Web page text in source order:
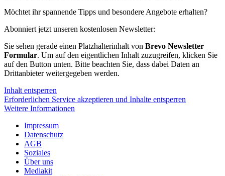
Möchtet ihr spannende Tipps und besondere Angebote erhalten?
Abonniert jetzt unseren kostenlosen Newsletter:
Sie sehen gerade einen Platzhalterinhalt von Brevo Newsletter
Formular. Um auf den eigentlichen Inhalt zuzugreifen, klicken Sie
auf den Button unten. Bitte beachten Sie, dass dabei Daten an
Drittanbieter weitergegeben werden.
Inhalt entsperren
Erforderlichen Service akzeptieren und Inhalte entsperren
Weitere Informationen
Impressum
Datenschutz
AGB
Soziales
Über uns
Mediakit